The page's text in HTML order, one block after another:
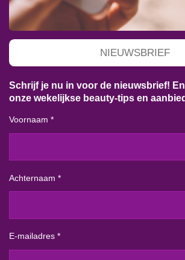
NIEUWSBRIEF
Schrijf je nu in voor de nieuwsbrief!
onze wekelijkse beauty-tips en
Voornaam *
Achternaam *
E-mailadres *